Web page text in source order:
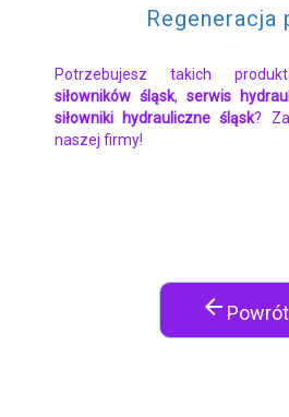
Regeneracja
Potrzebujesz takich
siłowników śląsk, serwis
siłowniki hydrauliczne śląsk?
naszej firmy!
arrow_back Powrót